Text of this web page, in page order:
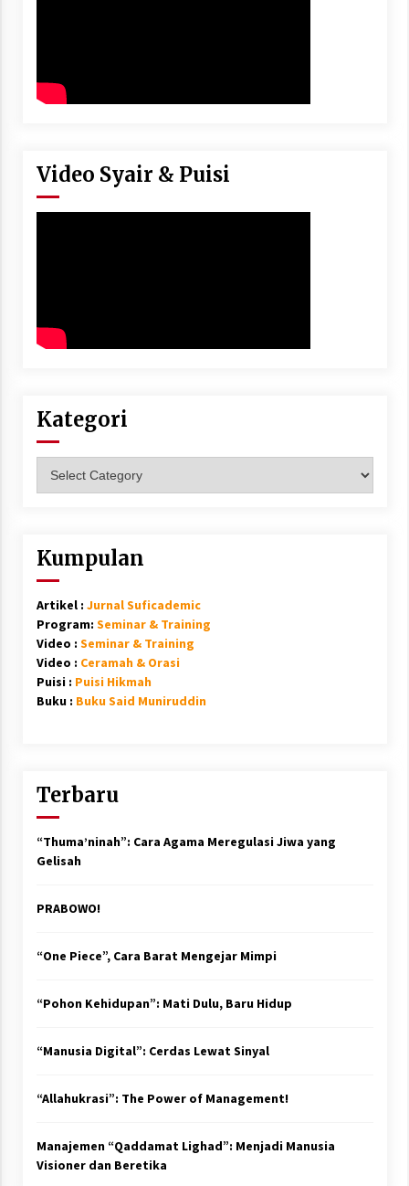
Video Syair & Puisi
Kategori
Kumpulan
Artikel : Jurnal Suficademic
Program: Seminar & Training
Video : Seminar & Training
Video : Ceramah & Orasi
Puisi : Puisi Hikmah
Buku : Buku Said Muniruddin
Terbaru
“Thuma’ninah”: Cara Agama Meregulasi Jiwa yang
Gelisah
PRABOWO!
“One Piece”, Cara Barat Mengejar Mimpi
“Pohon Kehidupan”: Mati Dulu, Baru Hidup
“Manusia Digital”: Cerdas Lewat Sinyal
“Allahukrasi”: The Power of Management!
Manajemen “Qaddamat Lighad”: Menjadi Manusia
Visioner dan Beretika